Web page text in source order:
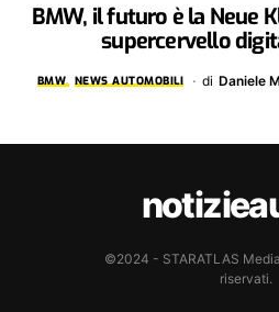
BMW, il futuro è la Neue
supercervello
BMW NEWS AUTOMOBILI di Daniele
©2024 - STARATLAS
riservati.